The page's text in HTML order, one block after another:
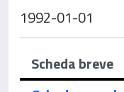
1992-01-01
Scheda breve